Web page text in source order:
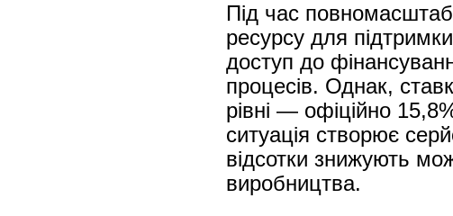
Під час
ресурсу для
доступ до
процесів. Однак,
рівні — офіційно
ситуація створює
відсотки знижують
виробництва.